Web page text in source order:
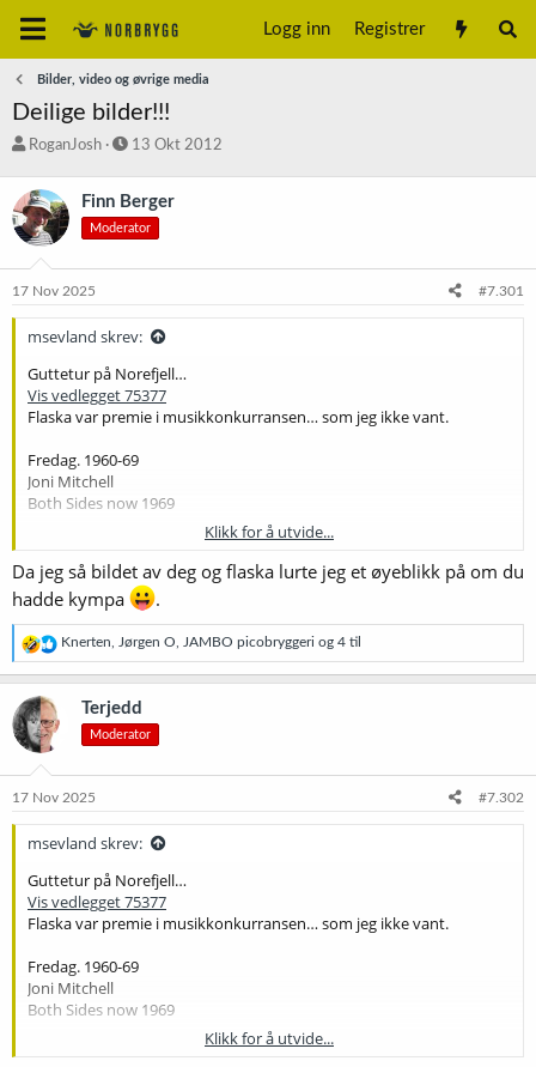
Logg inn Registrer
Bilder, video og øvrige media
Deilige bilder!!!
T
å
d
s
a
t
e
RoganJosh
S
r
t
a
o
13 Okt 2012
Finn Berger
Moderator
17 Nov 2025 #7.301
msevland skrev:
Guttetur på Norefjell…
Vis vedlegget 75377
Flaska var premie i musikkonkurransen… som jeg ikke vant.
Fredag. 1960-69
Joni Mitchell
Both Sides now 1969
limp bizkit
take a look around 2008
Klikk for å utvide...
Da jeg så bildet av deg og flaska lurte jeg et øyeblikk på om du
hadde kympa
.
R
e
a
n
e
Knerten Jørgen O JAMBO picobryggeri og 4 til
Terjedd
Moderator
17 Nov 2025 #7.302
msevland skrev:
Guttetur på Norefjell…
Vis vedlegget 75377
Flaska var premie i musikkonkurransen… som jeg ikke vant.
Fredag. 1960-69
Joni Mitchell
Both Sides now 1969
Klikk for å utvide...